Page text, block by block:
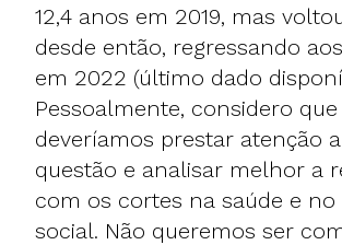
12,4 anos em 2019, mas
desde então, regressando
em 2022 (último dado
Pessoalmente, considero que
deveríamos prestar atenção
questão e analisar melhor a
com os cortes na saúde e
social. Não queremos ser